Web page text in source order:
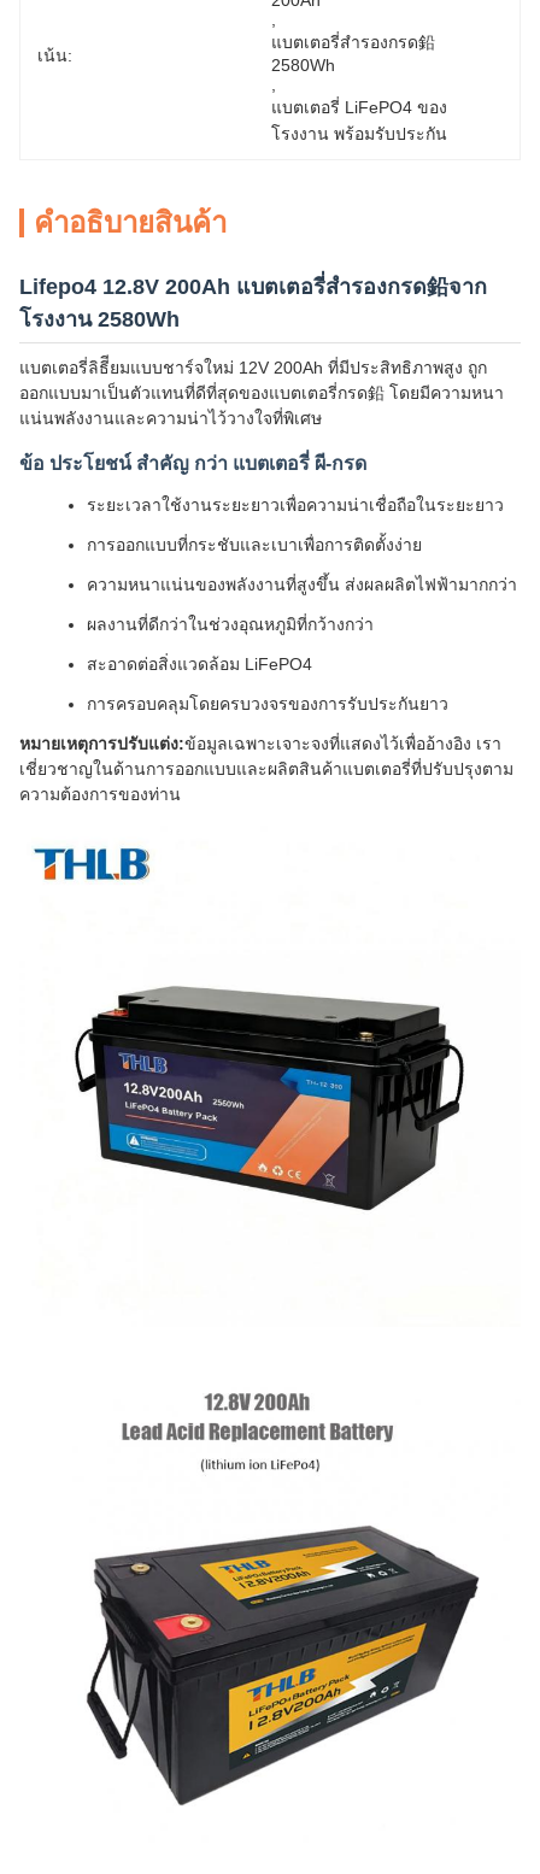
เน้น:
แบตเตอรี่สํารองกรด鉛
2580Wh
แบตเตอรี่ LiFePO4 ของ
โรงงาน พร้อมรับประกัน
คําอธิบายสินค้า
Lifepo4 12.8V 200Ah แบตเตอรี่สํารองกรด鉛จาก
โรงงาน 2580Wh
แบตเตอรี่ลิธีียมแบบชาร์จใหม่ 12V 200Ah ที่มีประสิทธิภาพสูง ถูก
ออกแบบมาเป็นตัวแทนที่ดีที่สุดของแบตเตอรี่กรด鉛 โดยมีความหนา
แน่นพลังงานและความน่าไว้วางใจที่พิเศษ
ข้อ ประโยชน์ สําคัญ กว่า แบตเตอรี่ ผี-กรด
ระยะเวลาใช้งานระยะยาวเพื่อความน่าเชื่อถือในระยะยาว
การออกแบบที่กระชับและเบาเพื่อการติดตั้งง่าย
ความหนาแน่นของพลังงานที่สูงขึ้น ส่งผลผลิตไฟฟ้ามากกว่า
ผลงานที่ดีกว่าในช่วงอุณหภูมิที่กว้างกว่า
สะอาดต่อสิ่งแวดล้อม LiFePO4
การครอบคลุมโดยครบวงจรของการรับประกันยาว
หมายเหตุการปรับแต่ง:ข้อมูลเฉพาะเจาะจงที่แสดงไว้เพื่ออ้างอิง เรา
เชี่ยวชาญในด้านการออกแบบและผลิตสินค้าแบตเตอรี่ที่ปรับปรุงตาม
ความต้องการของท่าน